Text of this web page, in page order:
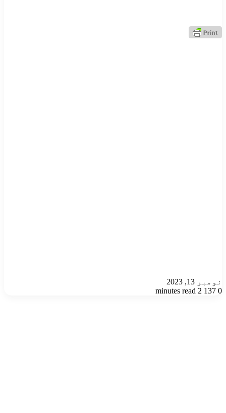
نومبر 13, 2023
0
2 minutes read